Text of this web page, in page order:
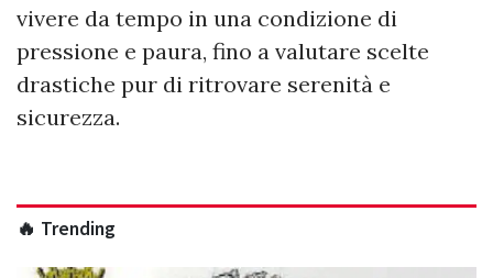
vivere da tempo in una condizione di
pressione e paura, fino a valutare scelte
drastiche pur di ritrovare serenità e
sicurezza.
🔥 Trending